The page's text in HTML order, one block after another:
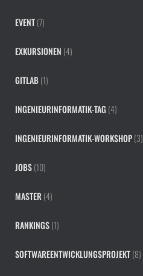
EVENT(7)
EXKURSIONEN (4)
GITLAB(1)
INGENIEURINFORMATIK-TAG (4)
INGENIEURINFORMATIK-WORKSHOP(3)
JOBS(10)
MASTER (4)
RANKINGS(1)
SOFTWAREENTWICKLUNGSPROJEKT(8)